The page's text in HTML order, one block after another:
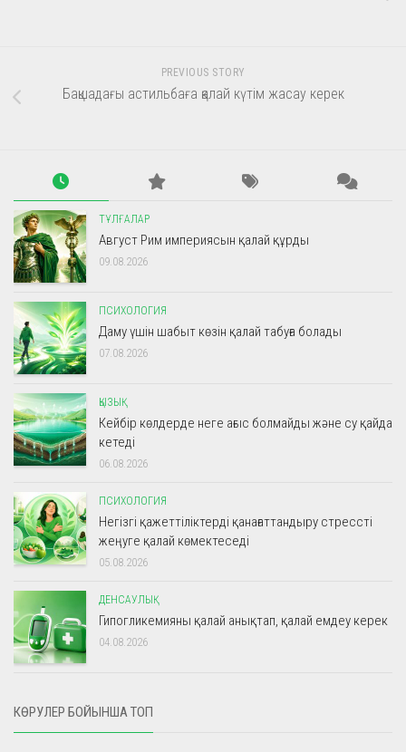
PREVIOUS STORY
Бақшадағы астильбаға қалай күтім жасау керек
ТҰЛҒАЛАР
Август Рим империясын қалай құрды
09.08.2026
ПСИХОЛОГИЯ
Даму үшін шабыт көзін қалай табуға болады
07.08.2026
ҚЫЗЫҚ
Кейбір көлдерде неге ағыс болмайды және су қайда
кетеді
06.08.2026
ПСИХОЛОГИЯ
Негізгі қажеттіліктерді қанағаттандыру стрессті
жеңуге қалай көмектеседі
05.08.2026
ДЕНСАУЛЫҚ
Гипогликемияны қалай анықтап, қалай емдеу керек
04.08.2026
КӨРУЛЕР БОЙЫНША ТОП